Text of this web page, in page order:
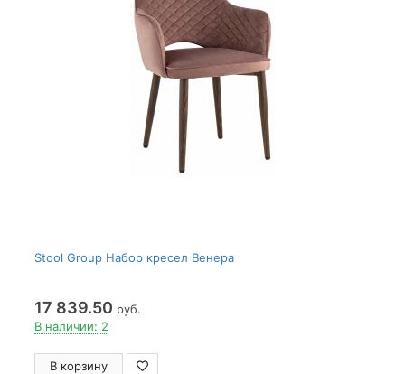
Stool Group Набор кресел Венера
17 839.50 руб.
В наличии: 2
В корзину